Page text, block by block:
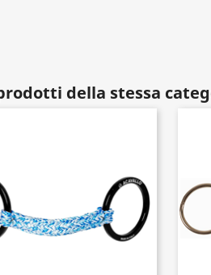
della stessa